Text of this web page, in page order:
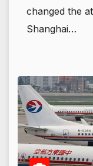
changed the
Shanghai…